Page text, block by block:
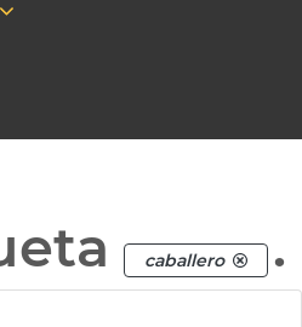
caballero .